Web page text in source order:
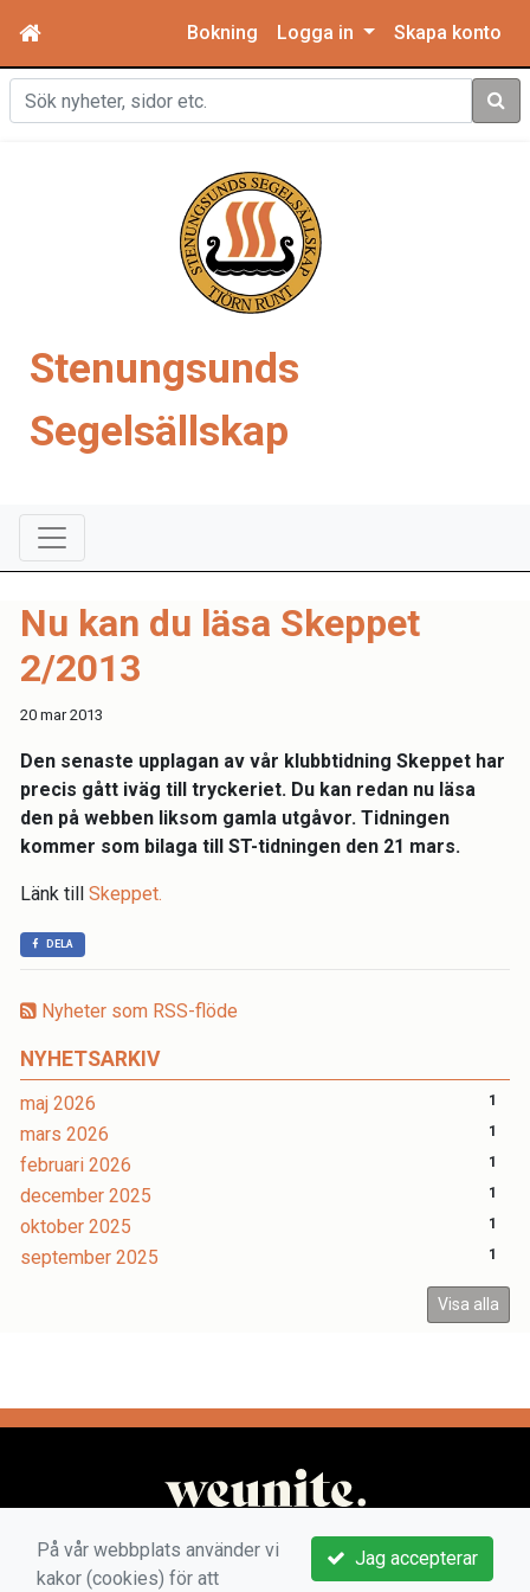
Bokning Logga in Skapa konto
Sök
Stenungsunds
Segelsällskap
Nyheter som RSS-flöde
NYHETSARKIV
maj 2026 1
mars 2026 1
februari 2026 1
december 2025 1
oktober 2025 1
september 2025 1
Visa alla
Nu kan du läsa Skeppet
2/2013
20 mar 2013
Den senaste upplagan av vår klubbtidning Skeppet har
precis gått iväg till tryckeriet. Du kan redan nu läsa
den på webben liksom gamla utgåvor. Tidningen
kommer som bilaga till ST-tidningen den 21 mars.
Länk till Skeppet.
DELA
Jag accepterar
På vår webbplats använder vi
kakor (cookies) för att